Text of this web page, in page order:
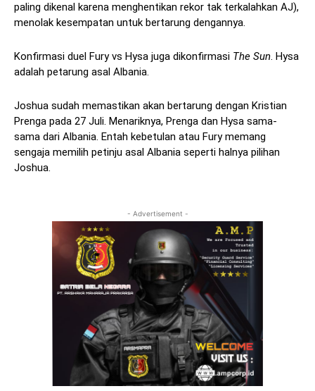
paling dikenal karena menghentikan rekor tak terkalahkan AJ),
menolak kesempatan untuk bertarung dengannya.
Konfirmasi duel Fury vs Hysa juga dikonfirmasi The Sun. Hysa
adalah petarung asal Albania.
Joshua sudah memastikan akan bertarung dengan Kristian
Prenga pada 27 Juli. Menariknya, Prenga dan Hysa sama-
sama dari Albania. Entah kebetulan atau Fury memang
sengaja memilih petinju asal Albania seperti halnya pilihan
Joshua.
- Advertisement -